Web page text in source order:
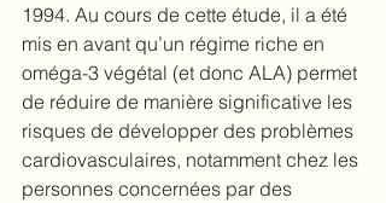
1994. Au cours de cette étude, il a été
mis en avant qu’un régime riche en
oméga-3 végétal (et donc ALA) permet
de réduire de manière significative les
risques de développer des problèmes
cardiovasculaires, notamment chez les
personnes concernées par des